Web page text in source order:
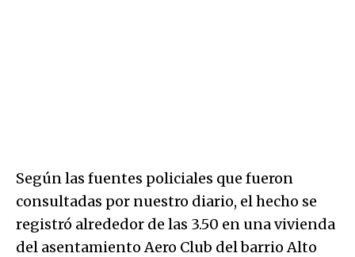
Según las fuentes policiales que fueron
consultadas por nuestro diario, el hecho se
registró alrededor de las 3.50 en una vivienda
del asentamiento Aero Club del barrio Alto